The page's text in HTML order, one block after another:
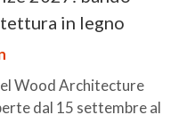
in legno
Wood Architecture
dal 15 settembre al